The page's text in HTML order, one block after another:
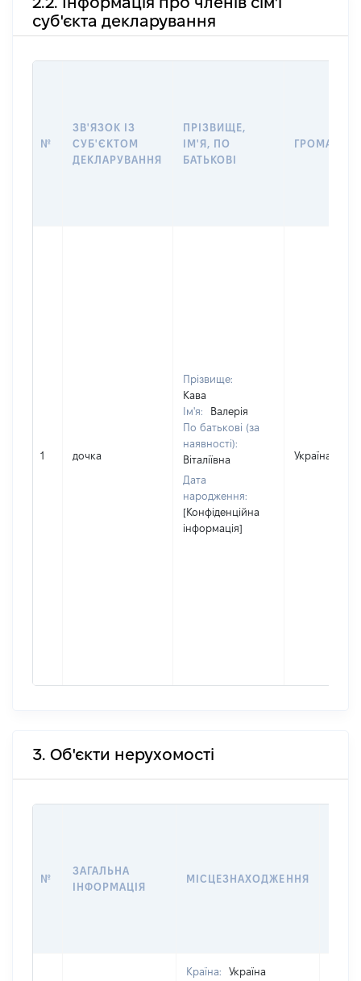
суб'єкта декларування
№
ЗВ'ЯЗОК ІЗ
СУБ'ЄКТОМ
ДЕКЛАРУВАННЯ
ПРІЗВИЩЕ,
ІМ'Я, ПО
БАТЬКОВІ
1 дочка
Прізвище:
Кава
Ім'я:
Валерія
По батькові (за
наявності):
Віталіївна
Дата
народження:
[Конфіденційна
інформація]
Україна
3. Об'єкти нерухомості
№
ЗАГАЛЬНА
ІНФОРМАЦІЯ
МІСЦЕЗНАХОДЖЕННЯ
Країна:
Україна